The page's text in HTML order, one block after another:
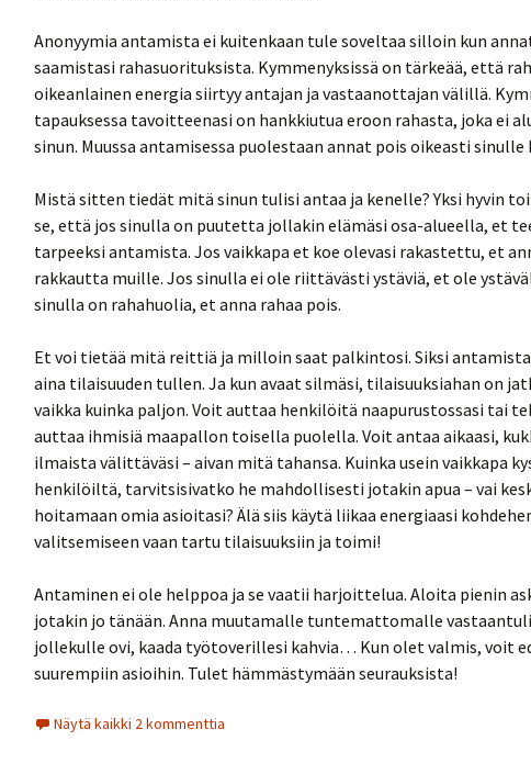
Anonyymia antamista ei kuitenkaan tule soveltaa silloin kun
saamistasi rahasuorituksista. Kymmenyksissä on tärkeää, että
oikeanlainen energia siirtyy antajan ja vastaanottajan välillä.
tapauksessa tavoitteenasi on hankkiutua eroon rahasta, joka ei
sinun. Muussa antamisessa puolestaan annat pois oikeasti sinulle
Mistä sitten tiedät mitä sinun tulisi antaa ja kenelle? Yksi hyvin
se, että jos sinulla on puutetta jollakin elämäsi osa-alueella, et
tarpeeksi antamista. Jos vaikkapa et koe olevasi rakastettu, et
rakkautta muille. Jos sinulla ei ole riittävästi ystäviä, et ole
sinulla on rahahuolia, et anna rahaa pois.
Et voi tietää mitä reittiä ja milloin saat palkintosi. Siksi
aina tilaisuuden tullen. Ja kun avaat silmäsi, tilaisuuksiahan on
vaikka kuinka paljon. Voit auttaa henkilöitä naapurustossasi tai
auttaa ihmisiä maapallon toisella puolella. Voit antaa aikaasi,
ilmaista välittäväsi – aivan mitä tahansa. Kuinka usein vaikkapa
henkilöiltä, tarvitsisivatko he mahdollisesti jotakin apua – vai
hoitamaan omia asioitasi? Älä siis käytä liikaa energiaasi
valitsemiseen vaan tartu tilaisuuksiin ja toimi!
Antaminen ei ole helppoa ja se vaatii harjoittelua. Aloita pienin
jotakin jo tänään. Anna muutamalle tuntemattomalle
jollekulle ovi, kaada työtoverillesi kahvia… Kun olet valmis, voit
suurempiin asioihin. Tulet hämmästymään seurauksista!
Näytä kaikki 2 kommenttia